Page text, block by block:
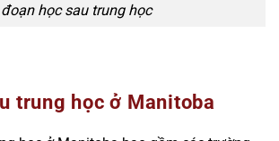
đoạn học sau trung học
trung học ở Manitoba